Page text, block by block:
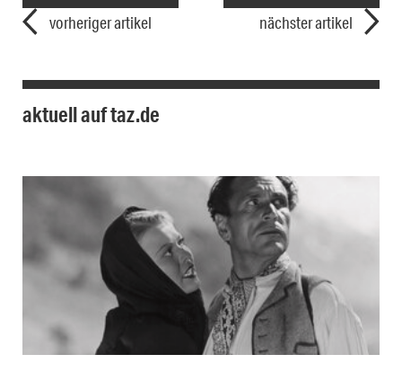
vorheriger artikel nächster artikel
aktuell auf taz.de